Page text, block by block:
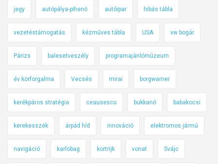
jegy autópálya-pihenő autóipar hibás tábla
vezetéstámogatás kézműves tábla USA vw bogár
Párizs balesetveszély programajánlómúzeum
év körforgalma Vecsés mirai borgwarner
kerékpáros stratégia ceausescu bukkanó babakocsi
kerekesszék árpád híd innováció elektromos jármű
navigáció karlobag kortrijk vonat Svájc